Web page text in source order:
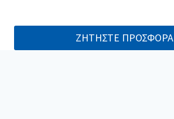
ΖΗΤΗΣΤΕ ΠΡΟΣΦΟΡΑ